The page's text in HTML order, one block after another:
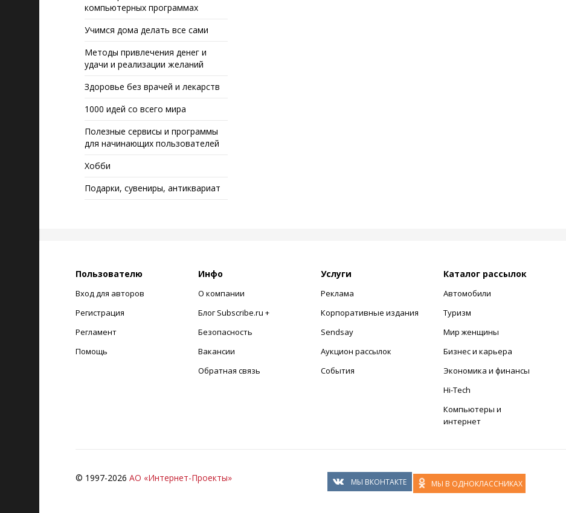
компьютерных программах
Учимся дома делать все сами
Методы привлечения денег и
удачи и реализации желаний
Здоровье без врачей и лекарств
1000 идей со всего мира
Полезные сервисы и программы
для начинающих пользователей
Хобби
Подарки, сувениры, антиквариат
Пользователю
Вход для авторов
Регистрация
Регламент
Помощь
Инфо
О компании
Блог Subscribe.ru +
Безопасность
Вакансии
Обратная связь
Услуги
Реклама
Корпоративные издания
Sendsay
Аукцион рассылок
События
Каталог рассылок
Автомобили
Туризм
Мир женщины
Бизнес и карьера
Экономика и финансы
Hi-Tech
Компьютеры и
интернет
© 1997-2026 АО «Интернет-Проекты» МЫ ВКОНТАКТЕ МЫ В ОДНОКЛАССНИКАХ